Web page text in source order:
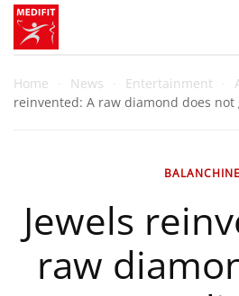
Zum Hauptinhalt springen
Home News Entertainment
reinvented: A raw diamond does
BALANCHINE
Jewels
raw